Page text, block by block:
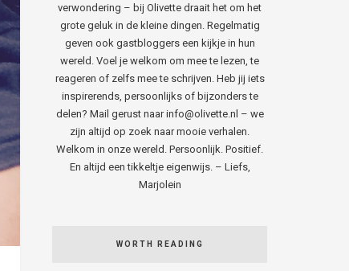
verwondering – bij Olivette draait het om het
grote geluk in de kleine dingen. Regelmatig
geven ook gastbloggers een kijkje in hun
wereld. Voel je welkom om mee te lezen, te
reageren of zelfs mee te schrijven. Heb jij iets
inspirerends, persoonlijks of bijzonders te
delen? Mail gerust naar info@olivette.nl – we
zijn altijd op zoek naar mooie verhalen.
Welkom in onze wereld. Persoonlijk. Positief.
En altijd een tikkeltje eigenwijs. – Liefs,
Marjolein
WORTH READING